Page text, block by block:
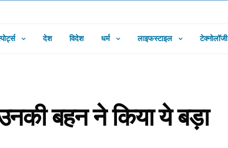
देश विदेश धर्म लाइफस्टाइल टेक्नोलॉजी
बहन ने किया ये बड़ा